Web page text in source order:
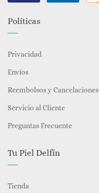
Políticas
Privacidad
Envíos
Reembolsos y Cancelaciones
Servicio al Cliente
Preguntas Frecuente
Tu Piel Delfín
Tienda